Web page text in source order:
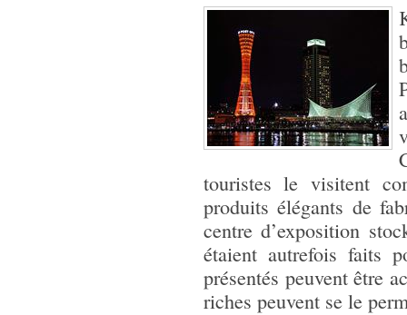
touristes le visitent
produits élégants de
centre d’exposition
étaient autrefois faits
présentés peuvent être
riches peuvent se le